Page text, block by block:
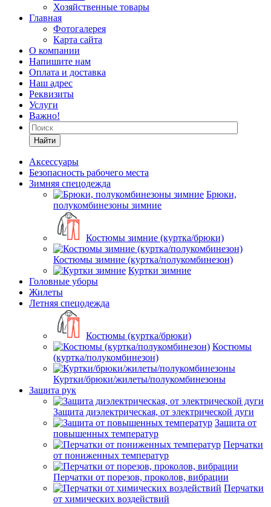
Хозяйственные товары
Главная
Фотогалерея
Карта сайта
О компании
Напишите нам
Оплата и доставка
Наш адрес
Реквизиты
Услуги
Важно!
Найти
Аксессуары
Безопасность рабочего места
Зимняя спецодежда
Брюки,
полукомбинезоны зимние
Костюмы зимние (куртка/брюки)
Костюмы зимние (куртка/полукомбинезон)
Куртки зимние
Головные уборы
Жилеты
Летняя спецодежда
Костюмы (куртка/брюки)
Костюмы
(куртка/полукомбинезон)
Куртки/брюки/жилеты/полукомбинезоны
Защита рук
Защита диэлектрическая, от электрической дуги
Защита от
повышенных температур
Перчатки
от пониженных температур
Перчатки от порезов, проколов, вибрации
Перчатки
от химических воздействий